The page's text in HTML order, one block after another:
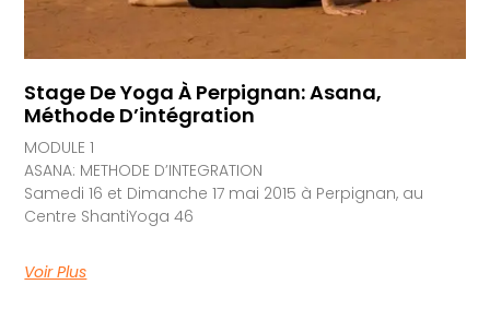
Stage De Yoga À Perpignan: Asana,
Méthode D’intégration
MODULE 1
ASANA: METHODE D’INTEGRATION
Samedi 16 et Dimanche 17 mai 2015 à Perpignan, au
Centre ShantiYoga 46
Voir Plus